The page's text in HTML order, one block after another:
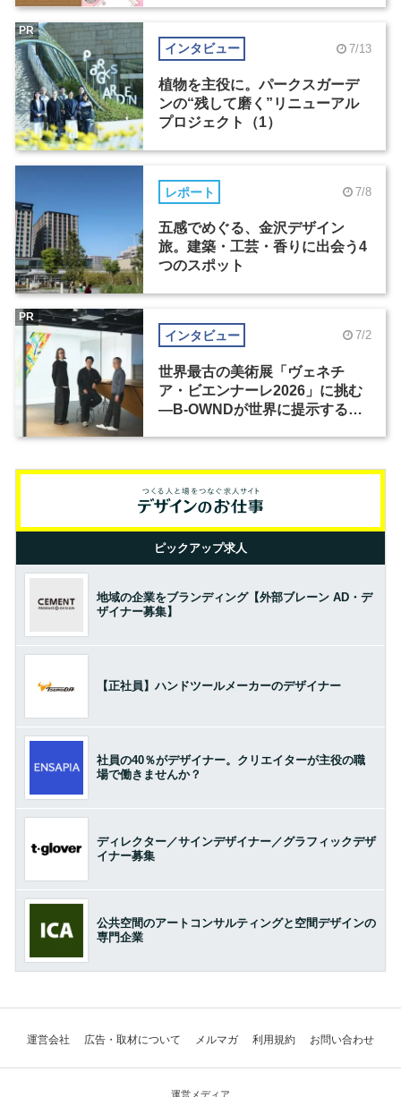
インタビュー 7/13
植物を主役に。パークスガーデ
ンの“残して磨く”リニューアル
プロジェクト（1）
PR
レポート 7/8
五感でめぐる、金沢デザイン
旅。建築・工芸・香りに出会う4
つのスポット
インタビュー 7/2
世界最古の美術展「ヴェネチ
ア・ビエンナーレ2026」に挑む
―B-OWNDが世界に提示する美
PR
ピックアップ求人
地域の企業をブランディング【外部ブレーン AD・デ
ザイナー募集】
【正社員】ハンドツールメーカーのデザイナー
社員の40％がデザイナー。クリエイターが主役の職
場で働きませんか？
ディレクター／サインデザイナー／グラフィックデザ
イナー募集
公共空間のアートコンサルティングと空間デザインの
専門企業
運営会社 広告・取材について メルマガ 利用規約 お問い合わせ
運営メディア